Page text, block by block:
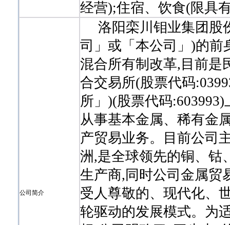
经营);住宿、饮食(限具
公司简介
洛阳栾川钼业集团股
司」或「本公司」)的前
混合所有制改革,目前是
合交易所(股票代码
所」)(股票代码
从事基本金属、稀有金
产贸易业务。目前公司
洲,是全球领先的铜、钴
生产商,同时公司金属贸
受人尊敬的、现代化、
轮驱动的发展模式。为